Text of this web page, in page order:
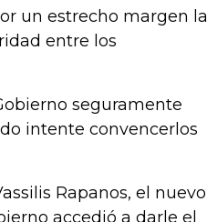
un estrecho margen la
entre los
seguramente
intente convencerlos
Rapanos, el nuevo
accedió a darle el